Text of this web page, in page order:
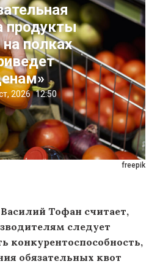
freepik
продукты
полках
2026 12:50
Тофан считает,
следует
конкурентоспособность,
обязательных квот